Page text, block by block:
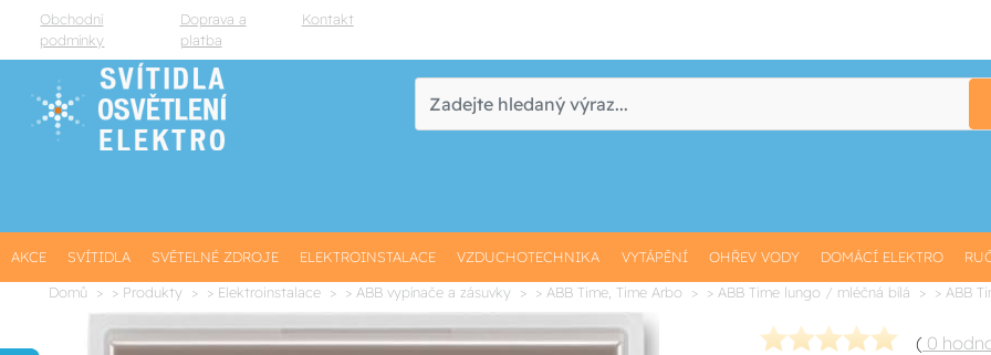
Obchodní
podmínky
Doprava a
platba
Kontakt
AKCE SVÍTIDLA SVĚTELNÉ ZDROJE ELEKTROINSTALACE VZDUCHOTECHNIKA VYTÁPĚNÍ OHŘEV VODY DOMÁCÍ ELEKTRO
Domů > Produkty > Elektroinstalace > ABB vypínače a zásuvky > ABB Time, Time Arbo > ABB Time lungo / mléčná bílá > ABB
( 0